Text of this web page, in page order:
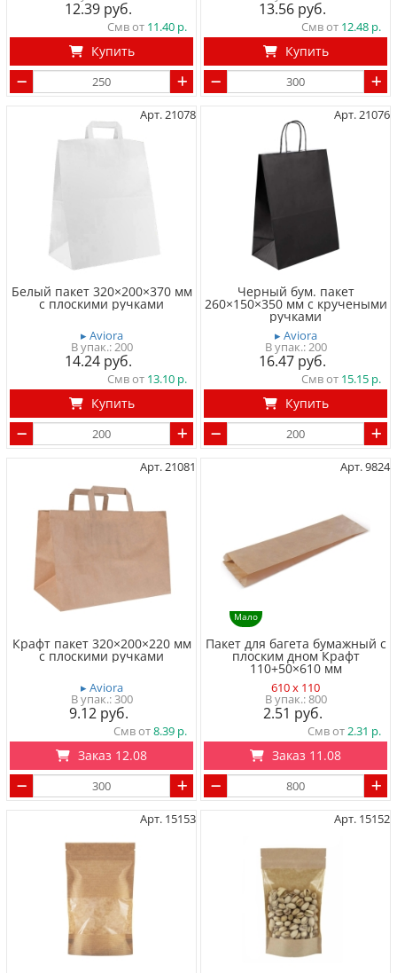
12.39
Смв от 11.40
Купить
13.56
Смв от 12.48
Купить
Арт. 21078
Белый пакет 320×200×370 мм
с плоскими ручками
▸ Aviora
200
14.24
Смв от 13.10
Купить
Арт. 21076
Чeрный бум. пакет
260×150×350 мм с кручеными
ручками
▸ Aviora
200
16.47
Смв от 15.15
Купить
Арт. 21081
Крафт пакет 320×200×220 мм
с плоскими ручками
▸ Aviora
300
9.12
Смв от8.39
Заказ 12.08
Арт. 9824
Мало
Пакет для багета бумажный с
плоским дном Крафт
110+50×610 мм
610 x 110
800
2.51
Смв от2.31
Заказ 11.08
Арт. 15153 Арт. 15152